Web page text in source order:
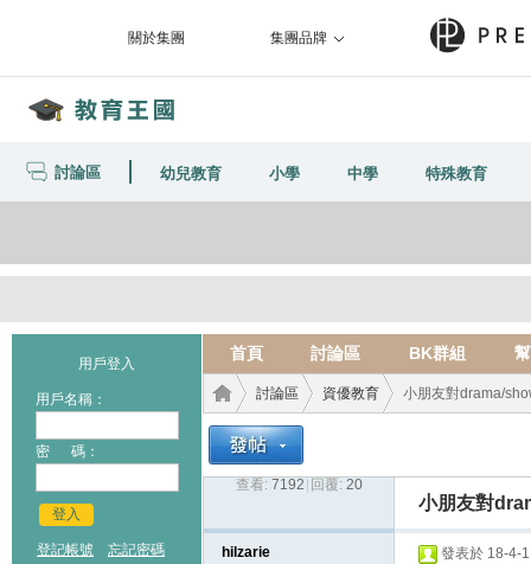
關於集團 集團品牌
討論區 幼兒教育 小學 中學 特殊教育
用戶登入
用戶名稱：
密 碼：
登入
登記帳號 忘記密碼
首頁 討論區 BK群組
›
討論區
›
資優教育 小朋友對drama/
查看: 7192 回覆: 20
小朋友對
hilzarie 發表於 18-4-